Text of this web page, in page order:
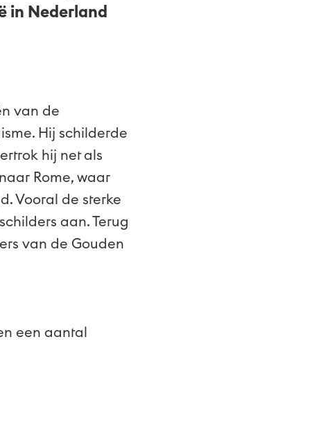
in Nederland
van de
Hij schilderde
hij net als
Rome, waar
Vooral de sterke
aan. Terug
van de Gouden
een aantal